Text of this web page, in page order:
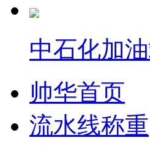
中石化加
帅华首页
流水线称重